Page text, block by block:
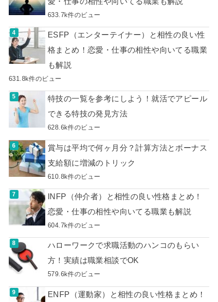
633.7k件のビュー
ESFP（エンターテイナー）と相性の良い性
格まとめ！恋愛・仕事の相性や向いてる職業
も解説
631.8k件のビュー
特技の一覧を参考にしよう！就活でアピール
できる特技の発見方法
628.6k件のビュー
賞与は平均で何ヶ月分？計算方法とボーナス
支給額に増減のトリック
610.8k件のビュー
INFP（仲介者）と相性の良い性格まとめ！
恋愛・仕事の相性や向いてる職業も解説
604.7k件のビュー
ハローワークで求職活動のハンコのもらい
方！実績は職業相談でOK
579.6k件のビュー
ENFP（運動家）と相性の良い性格まとめ！